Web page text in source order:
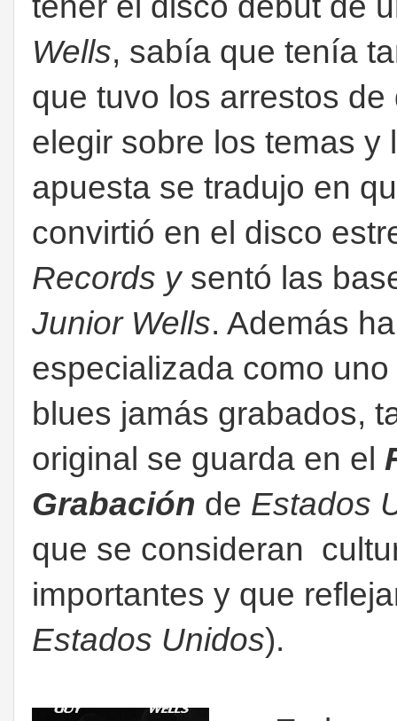
Wells, sabía que tenía
que tuvo los arrestos
elegir sobre los temas y
apuesta se tradujo en
convirtió en el disco
Records ysentó las
Junior Wells. Además
especializada como
blues jamás grabados,
original se guarda en el
Grabación de Estados
que se consideran
importantes y que
Estados Unidos).